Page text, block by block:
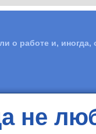
о работе и,
не